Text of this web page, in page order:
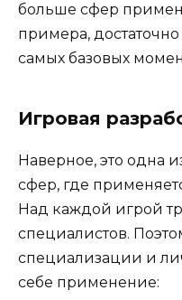
больше сфер
примера,
самых базовых
Игровая
Наверное, это одна
сфер, где
Над каждой игрой
специалистов.
специализации и
себе применение: